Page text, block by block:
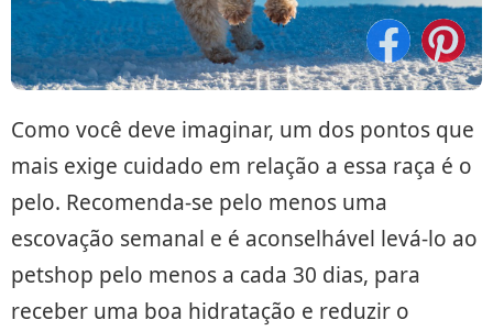
Como você deve imaginar, um dos pontos que
mais exige cuidado em relação a essa raça é o
pelo. Recomenda-se pelo menos uma
escovação semanal e é aconselhável levá-lo ao
petshop pelo menos a cada 30 dias, para
receber uma boa hidratação e reduzir o